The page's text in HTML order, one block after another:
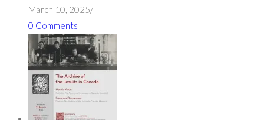
March 10, 2025/
0 Comments